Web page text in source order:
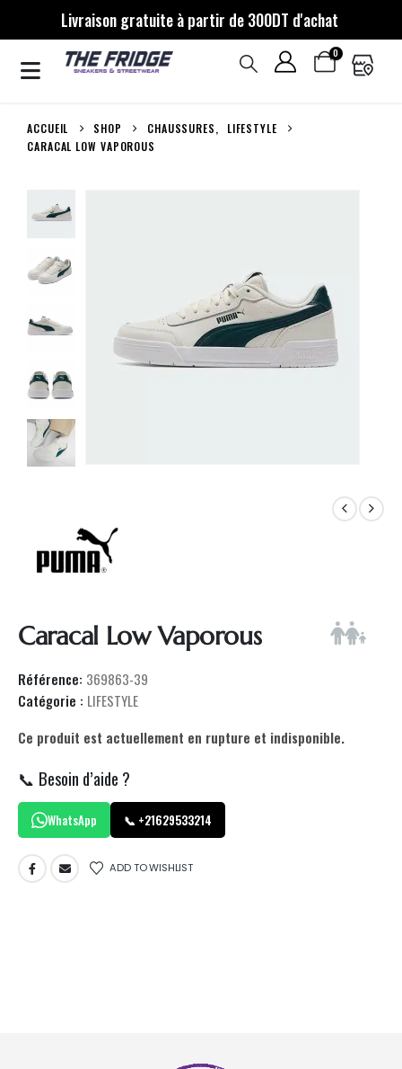
Livraison gratuite à partir de 300DT d'achat
0
ACCUEIL SHOP CHAUSSURES,
LIFESTYLE
CARACAL LOW VAPOROUS
Caracal Low Vaporous
Référence: 369863-39
Catégorie : LIFESTYLE
Ce produit est actuellement en rupture et indisponible.
📞 Besoin d’aide ?
WhatsApp 📞 +21629533214
ADD TO WISHLIST